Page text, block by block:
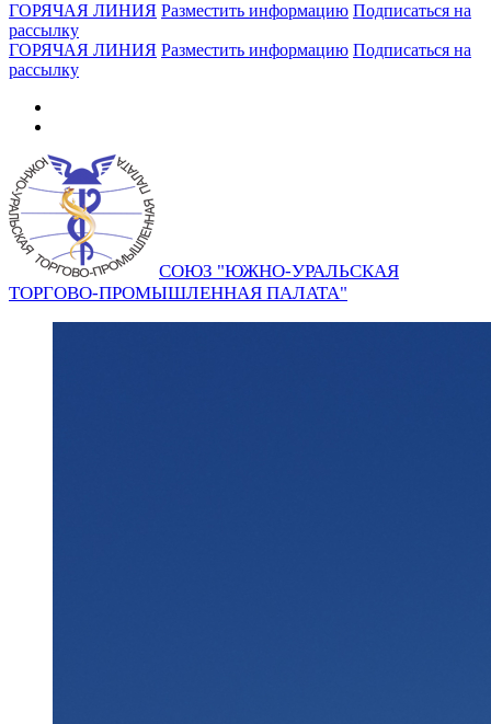
ГОРЯЧАЯ ЛИНИЯ Разместить информацию Подписаться на
рассылку
ГОРЯЧАЯ ЛИНИЯ Разместить информацию Подписаться на
рассылку
СОЮЗ "ЮЖНО-УРАЛЬСКАЯ
ТОРГОВО-ПРОМЫШЛЕННАЯ ПАЛАТА"